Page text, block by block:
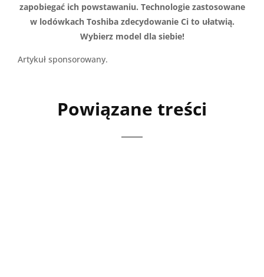
zapobiegać ich powstawaniu. Technologie zastosowane
w lodówkach Toshiba zdecydowanie Ci to ułatwią.
Wybierz model dla siebie!
Artykuł sponsorowany.
Powiązane treści